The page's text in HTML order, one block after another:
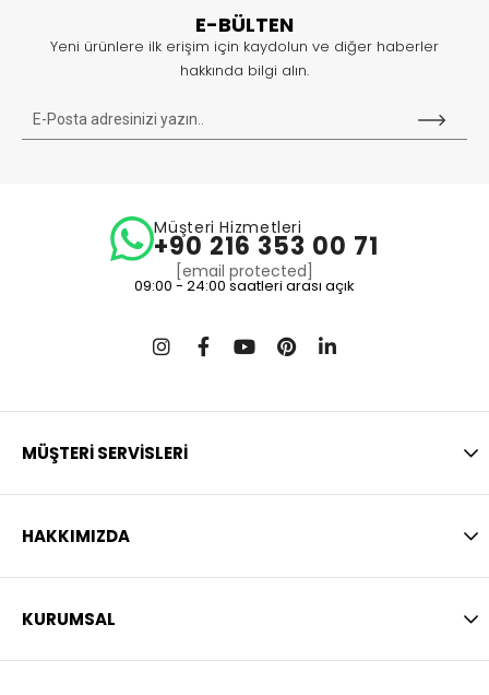
E-BÜLTEN
Yeni ürünlere ilk erişim için kaydolun ve diğer haberler
hakkında bilgi alın.
Müşteri Hizmetleri
+90 216 353 00 71
[email protected]
09:00 - 24:00 saatleri arası açık
MÜŞTERİ SERVİSLERİ
HAKKIMIZDA
KURUMSAL